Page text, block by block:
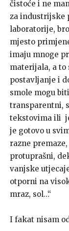
čistoće i ne
za industrijske
laboratorije,
mjesto
imaju mnoge
materijala, a to
postavljanje i
smole mogu
transparentni,
tekstovima ili
je gotovo u
razne
protuprašni,
vanjske
otporni na
mraz, sol…“
I fakat nisam